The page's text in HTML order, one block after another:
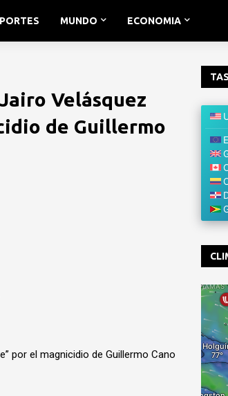
MUNDO ECONOMIA
Velásquez
de Guillermo
por el magnicidio de Guillermo Cano